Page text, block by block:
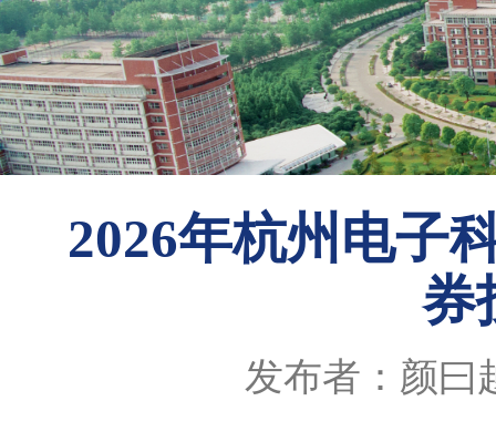
2026年杭州电子
券
发布者：颜曰